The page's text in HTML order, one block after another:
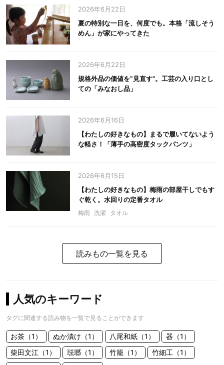
2026年6月22日
夏の特別な一日を、何度でも。本格「流しそう
めん」が家にやってきた
2026年6月22日
規格外品の価値を‟見直す”。工芸の入り口とし
ての「みなおし品」
2026年6月16日
【わたしの好きなもの】まるで履いてないよう
な軽さ！「薄手の高密度タックパンツ」
2026年6月15日
【わたしの好きなもの】梅雨の部屋干しでもす
ぐ乾く。水回りの定番タオル
梅雨 洗濯 タオル
読みもの一覧を見る
人気のキーワード
タグに関連する読み物を一覧で見ることができます
お茶（1） ぬか漬け（1） 八尾和紙（1）
器（1）
柴田文江（1）
琺瑯（1） 竹籠（1）
竹細工（1）